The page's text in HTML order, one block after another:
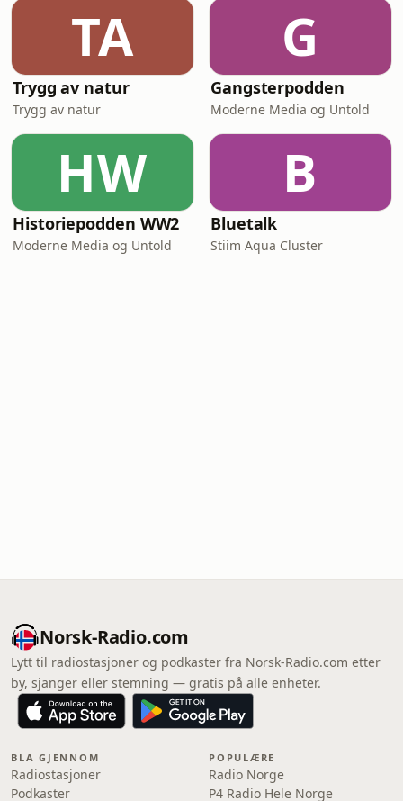
TA
Trygg av natur
Trygg av natur
G
Gangsterpodden
Moderne Media og Untold
HW
Historiepodden WW2
Moderne Media og Untold
B
Bluetalk
Stiim Aqua Cluster
Norsk-Radio.com
Lytt til radiostasjoner og podkaster fra Norsk-Radio.com etter
by, sjanger eller stemning — gratis på alle enheter.
BLA GJENNOM
Radiostasjoner
Podkaster
POPULÆRE
Radio Norge
P4 Radio Hele Norge